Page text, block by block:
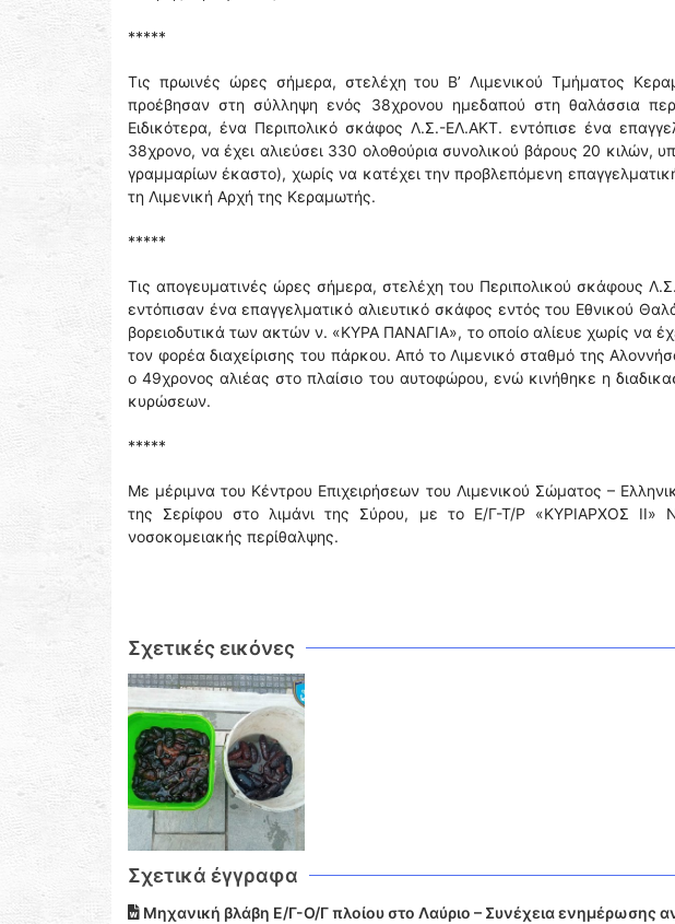
*****
Τις πρωινές ώρες σήμερα, στελέχη του Β’ Λιμενικού Τμήματος
προέβησαν στη σύλληψη ενός 38χρονου ημεδαπού στη θαλάσσια
Ειδικότερα, ένα Περιπολικό σκάφος Λ.Σ.-ΕΛ.ΑΚΤ. εντόπισε ένα
38χρονο, να έχει αλιεύσει 330 ολοθούρια συνολικού βάρους 20 κιλών,
γραμμαρίων έκαστο), χωρίς να κατέχει την προβλεπόμενη
τη Λιμενική Αρχή της Κεραμωτής.
*****
Τις απογευματινές ώρες σήμερα, στελέχη του Περιπολικού σκάφους
εντόπισαν ένα επαγγελματικό αλιευτικό σκάφος εντός του Εθνικού
βορειοδυτικά των ακτών ν. «ΚΥΡΑ ΠΑΝΑΓΙΑ», το οποίο αλίευε χωρίς να
τον φορέα διαχείρισης του πάρκου. Από το Λιμενικό σταθμό της
ο 49χρονος αλιέας στο πλαίσιο του αυτοφώρου, ενώ κινήθηκε η
κυρώσεων.
*****
Με μέριμνα του Κέντρου Επιχειρήσεων του Λιμενικού Σώματος –
της Σερίφου στο λιμάνι της Σύρου, με το Ε/Γ-Τ/Ρ «ΚΥΡΙΑΡΧΟΣ
νοσοκομειακής περίθαλψης.
Σχετικές εικόνες
Σχετικά έγγραφα
Μηχανική βλάβη Ε/Γ-Ο/Γ πλοίου στο Λαύριο – Συνέχεια ενημέρωσης